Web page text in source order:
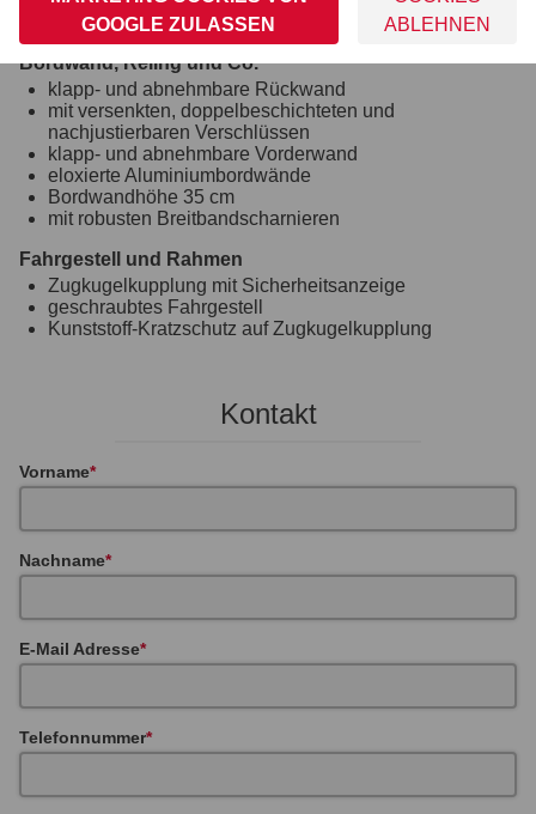
stoßfeste Kunststoffkotflügel
Unterlegkeile inkl. Halterung montiert
Bordwand, Reling und Co.
klapp- und abnehmbare Rückwand
mit versenkten, doppelbeschichteten und
nachjustierbaren Verschlüssen
klapp- und abnehmbare Vorderwand
eloxierte Aluminiumbordwände
Bordwandhöhe 35 cm
mit robusten Breitbandscharnieren
Fahrgestell und Rahmen
Zugkugelkupplung mit Sicherheitsanzeige
geschraubtes Fahrgestell
Kunststoff-Kratzschutz auf Zugkugelkupplung
Kontakt
Vorname
Nachname
E-Mail Adresse
Telefonnummer
GOOGLE ZULASSEN
ABLEHNEN